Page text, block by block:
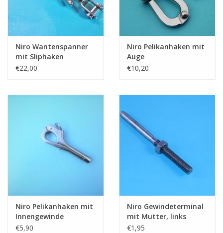
Niro Wantenspanner
mit Sliphaken
€22,00
Niro Pelikanhaken mit
Auge
€10,20
Niro Pelikanhaken mit
Innengewinde
€5,90
Niro Gewindeterminal
mit Mutter, links
€1,95